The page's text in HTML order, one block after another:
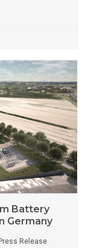
Battery
Germany
Press Release